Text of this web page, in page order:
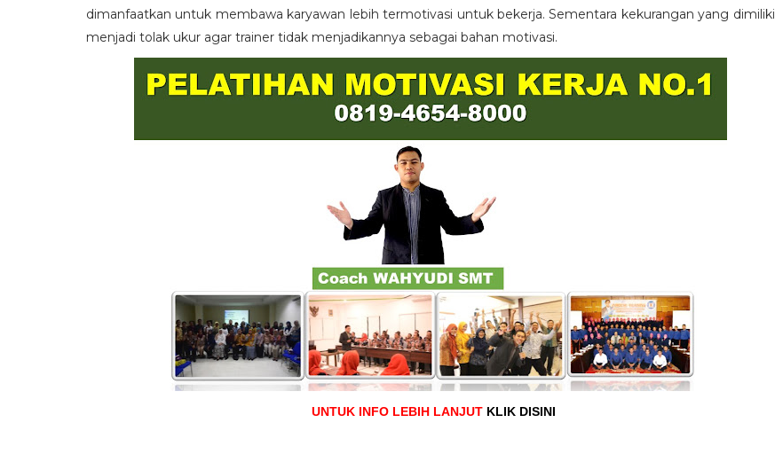
dimanfaatkan untuk membawa karyawan lebih termotivasi untuk bekerja. Sementara kekurangan yang dimiliki
menjadi tolak ukur agar trainer tidak menjadikannya sebagai bahan motivasi.
UNTUK INFO LEBIH LANJUT KLIK DISINI